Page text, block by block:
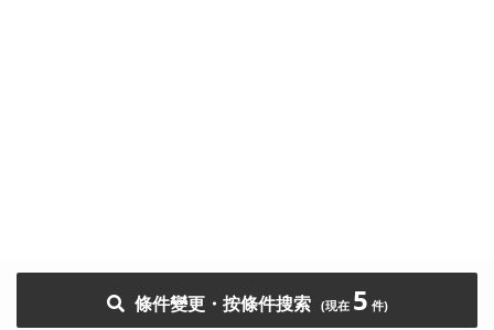
條件變更・按條件搜索 5